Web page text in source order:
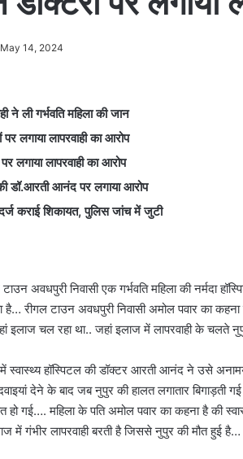
May 14, 2024
ने ली गर्भवति महिला की जान
लगाया लापरवाही का आरोप
लगाया लापरवाही का आरोप
डॉ.आरती आनंद पर लगाया आरोप
कराई शिकायत, पुलिस जांच में जुटी
अवधपुरी निवासी एक गर्भवति महिला की नर्मदा
है… रीगल टाउन अवधपुरी निवासी अमोल पवार का कहना
इलाज चल रहा था.. जहां इलाज में लापरवाही के चलते
हॉस्पिटल की डॉक्टर आरती आनंद ने उसे
देने के बाद जब नुपुर की हालत लगातार बिगाड़ती
हो गई…. महिला के पति अमोल पवार का कहना है की
गंभीर लापरवाही बरती है जिससे नुपुर की मौत हुई है…